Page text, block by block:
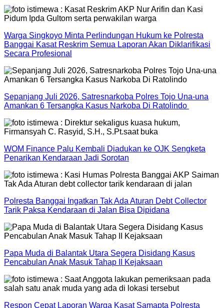
Warga Singkoyo Minta Perlindungan Hukum ke Polresta
Banggai Kasat Reskrim Semua Laporan Akan Diklarifikasi
Secara Profesional
Sepanjang Juli 2026, Satresnarkoba Polres Tojo Una-una
Amankan 6 Tersangka Kasus Narkoba Di Ratolindo
WOM Finance Palu Kembali Diadukan ke OJK Sengketa
Penarikan Kendaraan Jadi Sorotan
Polresta Banggai Ingatkan Tak Ada Aturan Debt Collector
Tarik Paksa Kendaraan di Jalan Bisa Dipidana
Papa Muda di Balantak Utara Segera Disidang Kasus
Pencabulan Anak Masuk Tahap II Kejaksaan
Respon Cepat Laporan Warga Kasat Samapta Polresta